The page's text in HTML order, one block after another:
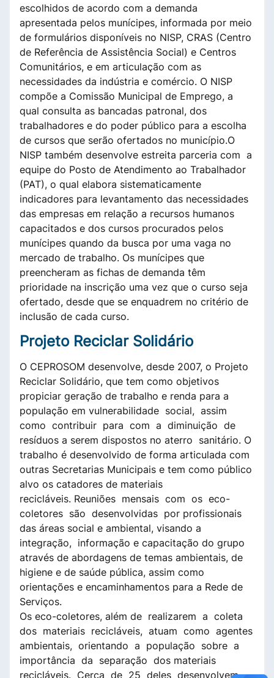
escolhidos de acordo com a demanda
apresentada pelos munícipes, informada por meio
de formulários disponíveis no NISP, CRAS (Centro
de Referência de Assistência Social) e Centros
Comunitários, e em articulação com as
necessidades da indústria e comércio. O NISP
compõe a Comissão Municipal de Emprego, a
qual consulta as bancadas patronal, dos
trabalhadores e do poder público para a escolha
de cursos que serão ofertados no município.O
NISP também desenvolve estreita parceria com a
equipe do Posto de Atendimento ao Trabalhador
(PAT), o qual elabora sistematicamente
indicadores para levantamento das necessidades
das empresas em relação a recursos humanos
capacitados e dos cursos procurados pelos
munícipes quando da busca por uma vaga no
mercado de trabalho. Os munícipes que
preencheram as fichas de demanda têm
prioridade na inscrição uma vez que o curso seja
ofertado, desde que se enquadrem no critério de
inclusão de cada curso.
Projeto Reciclar Solidário
O CEPROSOM desenvolve, desde 2007, o Projeto
Reciclar Solidário, que tem como objetivos
propiciar geração de trabalho e renda para a
população em vulnerabilidade social, assim
como contribuir para com a diminuição de
resíduos a serem dispostos no aterro sanitário. O
trabalho é desenvolvido de forma articulada com
outras Secretarias Municipais e tem como público
alvo os catadores de materiais
recicláveis. Reuniões mensais com os eco-
coletores são desenvolvidas por profissionais
das áreas social e ambiental, visando a
integração, informação e capacitação do grupo
através de abordagens de temas ambientais, de
higiene e de saúde pública, assim como
orientações e encaminhamentos para a Rede de
Serviços.
Os eco-coletores, além de realizarem a coleta
dos materiais recicláveis, atuam como agentes
ambientais, orientando a população sobre a
importância da separação dos materiais
recicláveis. Cerca de 25 deles desenvolvem